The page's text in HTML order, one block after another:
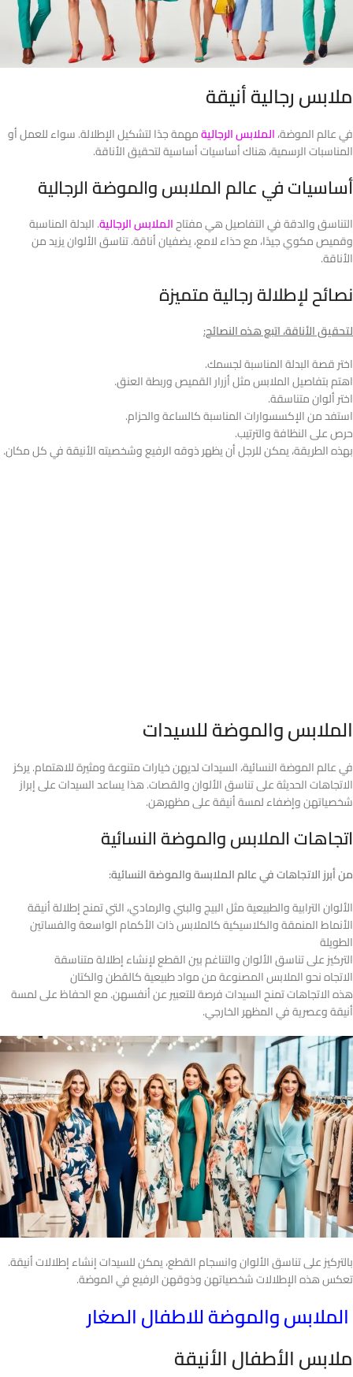
ملابس رجالية أنيقة
في عالم الموضة،الملابس الرجاليةمهمة جدًا لتشكيل الإطلالة. سواء للعمل أو
المناسبات الرسمية، هناك أساسيات أساسية لتحقيق الأناقة.
أساسيات في عالم الملابس والموضة الرجالية
التناسق والدقة في التفاصيل هي مفتاحالملابس الرجالية. البدلة المناسبة
وقميص مكوي جيدًا، مع حذاء لامع، يضفيان أناقة. تناسق الألوان يزيد من
الأناقة.
نصائح لإطلالة رجالية متميزة
لتحقيق الأناقة، اتبع هذه النصائح:
اختر قصة البدلة المناسبة لجسمك.
اهتم بتفاصيل الملابس مثل أزرار القميص وربطة العنق.
اختر ألوان متناسقة.
استفد من الإكسسوارات المناسبة كالساعة والحزام.
حرص على النظافة والترتيب.
بهذه الطريقة، يمكن للرجل أن يظهر ذوقه الرفيع وشخصيته الأنيقة في كل مكان.
الملابس والموضة للسيدات
في عالم الموضة النسائية، السيدات لديهن خيارات متنوعة ومثيرة للاهتمام. يركز
الاتجاهات الحديثة على تناسق الألوان والقصات. هذا يساعد السيدات على إبراز
شخصياتهن وإضفاء لمسة أنيقة على مظهرهن.
اتجاهات الملابس والموضة النسائية
من أبرز الاتجاهات في عالم الملابسة والموضة النسائية:
الألوان الترابية والطبيعية مثل البيج والبني والرمادي، التي تمنح إطلالة أنيقة
الأنماط المنمقة والكلاسيكية كالملابس ذات الأكمام الواسعة والفساتين
الطويلة
التركيز على تناسق الألوان والتناغم بين القطع لإنشاء إطلالة متناسقة
الاتجاه نحو الملابس المصنوعة من مواد طبيعية كالقطن والكتان
هذه الاتجاهات تمنح السيدات فرصة للتعبير عن أنفسهن. مع الحفاظ على لمسة
أنيقة وعصرية في المظهر الخارجي.
بالتركيز على تناسق الألوان وانسجام القطع، يمكن للسيدات إنشاء إطلالات أنيقة.
تعكس هذه الإطلالات شخصياتهن وذوقهن الرفيع في الموضة.
الملابس والموضة للاطفال الصغار
ملابس الأطفال الأنيقة